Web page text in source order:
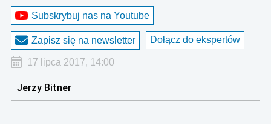
Subskrybuj nas na Youtube
Zapisz się na newsletter Dołącz do ekspertów
17 lipca 2017, 14:00
Jerzy Bitner